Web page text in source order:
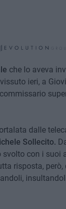
che lo aveva
ieri, a
dalle
Sollecito.
con i suoi
risposta,